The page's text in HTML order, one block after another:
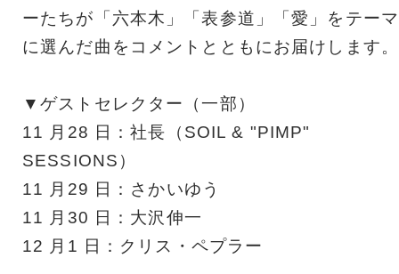
ーたちが「六本木」「表参道」「愛」をテーマ
に選んだ曲をコメントとともにお届けします。
▼ゲストセレクター（一部）
11 月28 日：社長（SOIL & "PIMP"
SESSIONS）
11 月29 日：さかいゆう
11 月30 日：大沢伸一
12 月1 日：クリス・ペプラー